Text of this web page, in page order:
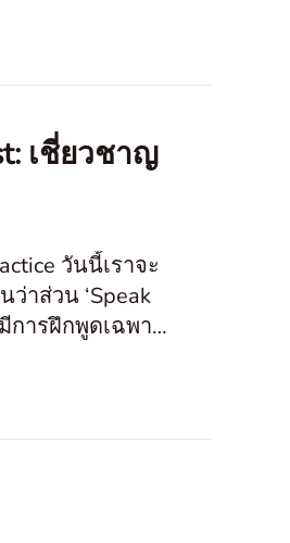
เชี่ยวชาญ
วันนี้เราจะ
ว่าส่วน ‘Speak